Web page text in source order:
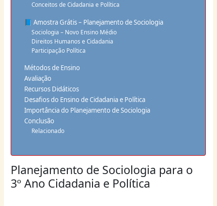
Conceitos de Cidadania e Política
📘 Amostra Grátis – Planejamento de Sociologia
Sociologia – Novo Ensino Médio
Direitos Humanos e Cidadania
Participação Política
Métodos de Ensino
Avaliação
Recursos Didáticos
Desafios do Ensino de Cidadania e Política
Importância do Planejamento de Sociologia
Conclusão
Relacionado
Planejamento de Sociologia para o
3º Ano Cidadania e Política